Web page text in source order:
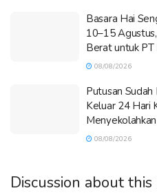
Basara Hai
10–15
Berat untuk
08/08/2026
Putusan
Keluar 24 Hari
08/08/2026
Discussion about